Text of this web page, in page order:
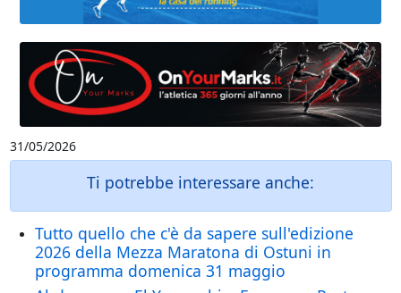
31/05/2026
Ti potrebbe interessare anche:
Tutto quello che c'è da sapere sull'edizione
2026 della Mezza Maratona di Ostuni in
programma domenica 31 maggio